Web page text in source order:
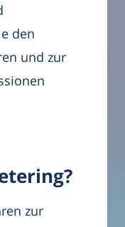
den
und zur
zur